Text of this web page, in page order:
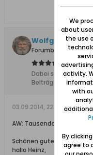
Wolfgang
Forumbetreiber
Dabei seit:
Beiträge:
11627
03.09.2014, 22:02
AW: Tausende Stare
Schönen guten Abend,
hallo Heinz,
We
about
the use
activity.
with
By
agree to